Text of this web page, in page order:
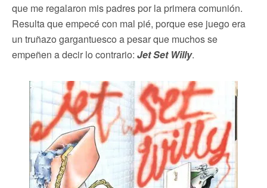
que me regalaron mis padres por la primera comunión.
Resulta que empecé con mal pié, porque ese juego era
un truñazo gargantuesco a pesar que muchos se
empeñen a decir lo contrario: Jet Set Willy.